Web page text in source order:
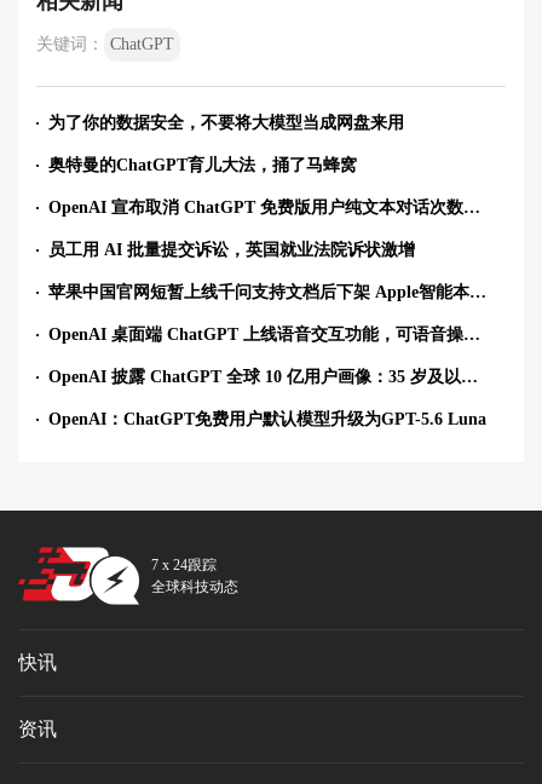
关键词： ChatGPT
为了你的数据安全，不要将大模型当成网盘来用
奥特曼的ChatGPT育儿大法，捅了马蜂窝
OpenAI 宣布取消 ChatGPT 免费版用户纯文本对话次数限制
员工用 AI 批量提交诉讼，英国就业法院诉状激增
苹果中国官网短暂上线千问支持文档后下架 Apple智能本土化合作引关注
OpenAI 桌面端 ChatGPT 上线语音交互功能，可语音操控电脑执行多步骤任务
OpenAI 披露 ChatGPT 全球 10 亿用户画像：35 岁及以上用户用量上升
OpenAI：ChatGPT免费用户默认模型升级为GPT-5.6 Luna
7 x 24跟踪
全球科技动态
快讯
资讯